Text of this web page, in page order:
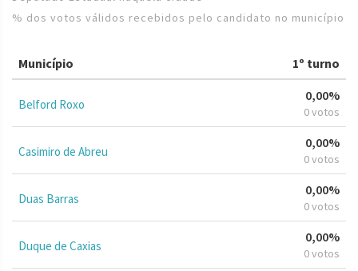
% dos votos válidos recebidos pelo candidato no município
Município 1º turno
Belford Roxo
0,00%
0 votos
Casimiro de Abreu
0,00%
0 votos
Duas Barras
0,00%
0 votos
Duque de Caxias
0,00%
0 votos